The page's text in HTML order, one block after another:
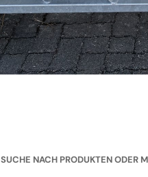
SUCHE NACH PRODUKTEN ODER